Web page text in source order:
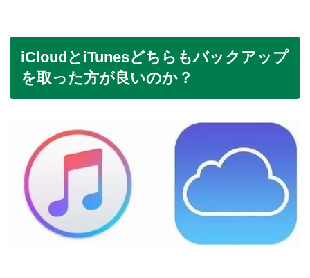
iCloudとiTunesどちらもバックアップ
を取った方が良いのか？